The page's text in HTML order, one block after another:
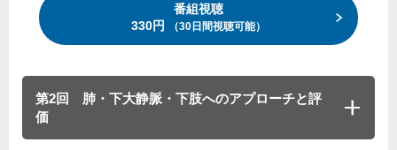
番組視聴
330円
（30日間視聴可能）
第2回 肺・下大静脈・下肢へのアプローチと評
価